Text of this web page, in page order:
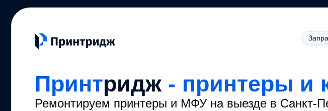
Принтридж - принтеры и
Ремонтируем принтеры и МФУ на выезде в Санкт-